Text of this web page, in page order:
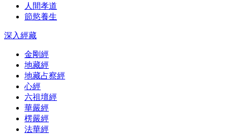
人間孝道
節慾養生
深入經藏
金剛經
地藏經
地藏占察經
心經
六祖壇經
華嚴經
楞嚴經
法華經